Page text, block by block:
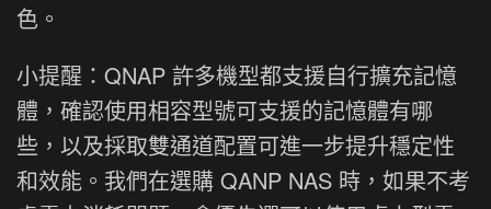
色。
小提醒：QNAP 許多機型都支援自行擴充記憶
體，確認使用相容型號可支援的記憶體有哪
些，以及採取雙通道配置可進一步提升穩定性
和效能。我們在選購 QANP NAS 時，如果不考